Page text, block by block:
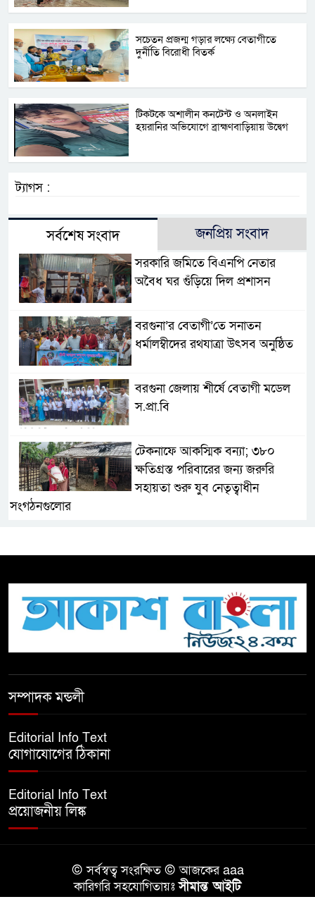
সচেতন প্রজন্ম গড়ার লক্ষ্যে বেতাগীতে
দুর্নীতি বিরোধী বিতর্ক
টিকটকে অশালীন কনটেন্ট ও অনলাইন
হয়রানির অভিযোগে ব্রাহ্মণবাড়িয়ায় উদ্বেগ
ট্যাগস :
সর্বশেষ সংবাদ জনপ্রিয় সংবাদ
সরকারি জমিতে বিএনপি নেতার
অবৈধ ঘর গুঁড়িয়ে দিল প্রশাসন
বরগুনা’র বেতাগী’তে সনাতন
ধর্মালম্বীদের রথযাত্রা উৎসব অনুষ্ঠিত
বরগুনা জেলায় শীর্ষে বেতাগী মডেল
স.প্রা.বি
টেকনাফে আকস্মিক বন্যা; ৩৮০
ক্ষতিগ্রস্ত পরিবারের জন্য জরুরি
সহায়তা শুরু যুব নেতৃত্বাধীন
সংগঠনগুলোর
টিকটকে অশালীন কনটেন্ট ও অনলাইন
হয়রানির অভিযোগে ব্রাহ্মণবাড়িয়ায়
বেতাগীতে ঈদুল আজহা উপলক্ষে
বিনামূল্যে বীজ ও রাসায়নিক সার
বিতরণ কর্মসূচির উদ্বোধন
সম্পাদক মন্ডলী
Editorial Info Text
যোগাযোগের ঠিকানা
Editorial Info Text
প্রয়োজনীয় লিঙ্ক
© সর্বস্বত্ব সংরক্ষিত © আজকের aaa
কারিগরি সহযোগিতায়ঃসীমান্ত আইটি